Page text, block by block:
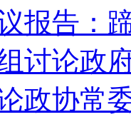
报告：
讨论政
政协常